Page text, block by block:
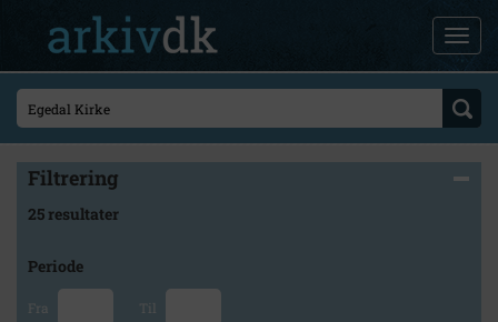
Filtrering
25 resultater
Periode
Fra Til